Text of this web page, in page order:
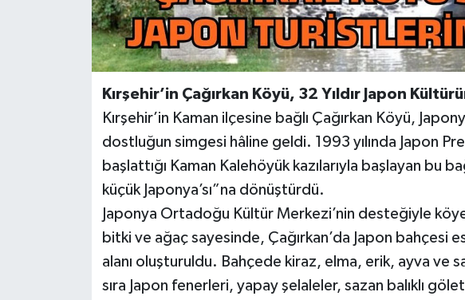
Kırşehir’in Çağırkan Köyü, 32 Yıldır Japon
Kırşehir’in Kaman ilçesine bağlı Çağırkan Köyü,
dostluğun simgesi hâline geldi. 1993 yılında Japon
başlattığı Kaman Kalehöyük kazılarıyla başlayan bu
küçük Japonya’sı”na dönüştürdü.
Japonya Ortadoğu Kültür Merkezi’nin desteğiyle
bitki ve ağaç sayesinde, Çağırkan’da Japon
alanı oluşturuldu. Bahçede kiraz, elma, erik, ayva ve
sıra Japon fenerleri, yapay şelaleler, sazan balıklı